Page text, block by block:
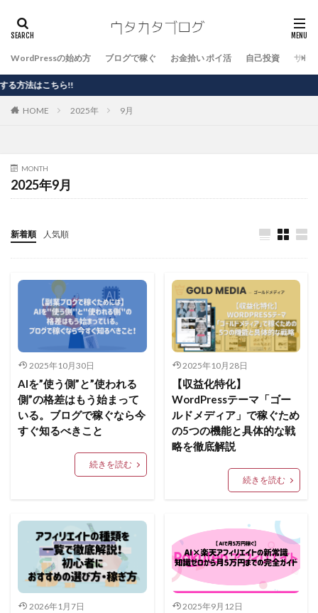
WordPressの始め方 ブログで稼ぐ お金拾い ポイ活 自己投資 サイ
ちら!!
HOME 2025年 9月
MONTH
2025年9月
新着順 人気順
2025年10月30日
AIを”使う側”と”使われる
側”の格差はもう始まって
いる。ブログで稼ぐなら今
すぐ知るべきこと
続きを読む
2025年10月28日
【収益化特化】
WordPressテーマ「ゴー
ルドメディア」で稼ぐため
の5つの機能と具体的な戦
略を徹底解説
続きを読む
2026年1月7日 2025年9月12日